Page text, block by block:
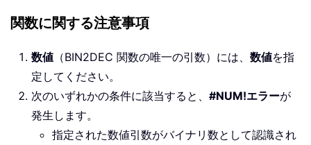
関数に関する注意事項
数値 （BIN2DEC 関数の唯一の引数）には、 数値を指
定してください。
次のいずれかの条件に該当すると、 #NUM!エラーが
発生します。
指定された数値引数がバイナリ数として認識され